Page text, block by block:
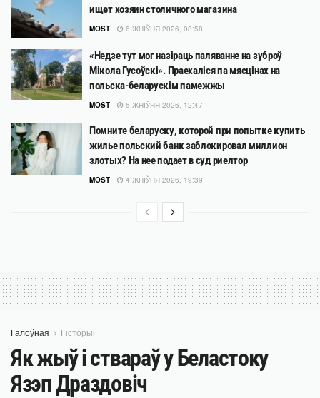
ищет хозяин столичного магазина
MOST 6 ЖНІЎНЯ 2026, 08:58
«Недзе тут мог назіраць паляванне на зуброў
Мікола Гусоўскі». Праехаліся па мясцінах на
польска-беларускім памежжы
MOST 5 ЖНІЎНЯ 2026, 12:47
Помните беларуску, которой при попытке купить
жилье польский банк заблокировал миллион
злотых? На нее подает в суд риелтор
MOST 4 ЖНІЎНЯ 2026, 19:39
Галоўная Гісторыі
Як жыў і ствараў у Беластоку
Язэп Драздовіч